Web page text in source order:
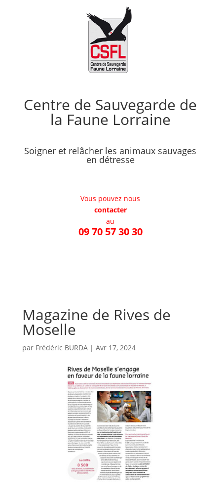
Centre de Sauvegarde de
la Faune Lorraine
Soigner et relâcher les animaux sauvages
en détresse
Vous pouvez nous
contacter
au
09 70 57 30 30
Magazine de Rives de
Moselle
par Frédéric BURDA| Avr 17, 2024